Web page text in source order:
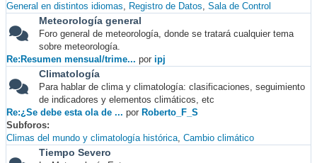
General en distintos idiomas
Registro de Datos Sala de Control
Meteorología general
Foro general de meteorología, donde se tratará cualquier tema
sobre meteorología.
Re:Resumen mensual/trime... por ipj
Climatología
Para hablar de clima y climatología: clasificaciones, seguimiento
de indicadores y elementos climáticos, etc
Re:¿Se debe esta ola de ... por Roberto_F_S
Subforos
Climas del mundo y climatología histórica Cambio climático
Tiempo Severo